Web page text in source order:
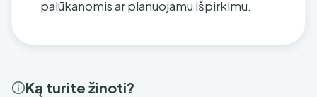
palūkanomis ar planuojamu išpirkimu.
Ką turite žinoti?